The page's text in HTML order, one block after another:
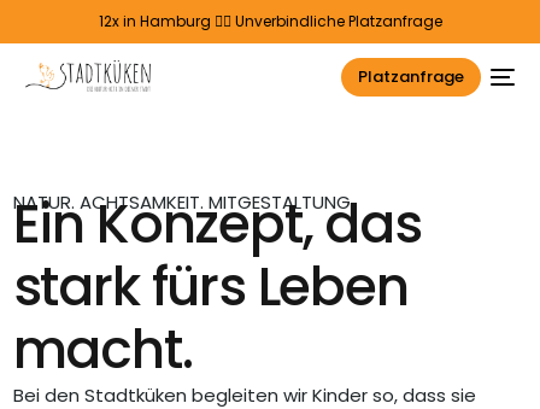
12x in Hamburg 👉🏻 Unverbindliche Platzanfrage
Platzanfrage
NATUR. ACHTSAMKEIT. MITGESTALTUNG.
Ein Konzept, das
stark fürs Leben
macht.
Bei den Stadtküken begleiten wir Kinder so, dass sie